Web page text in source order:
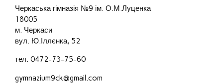
Черкаська гімназія №9 ім. О.М.Луценка
18005
м. Черкаси
вул. Ю.Іллєнка, 52
тел. 0472-73-75-60
gymnazium9ck@gmail.com